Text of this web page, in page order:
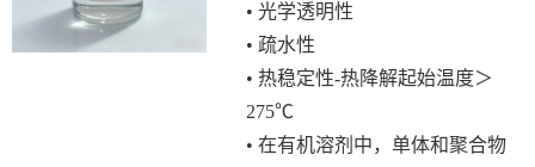
• 光学透明性
• 疏水性
• 热稳定性-热降解起始温度＞
275℃
• 在有机溶剂中，单体和聚合物